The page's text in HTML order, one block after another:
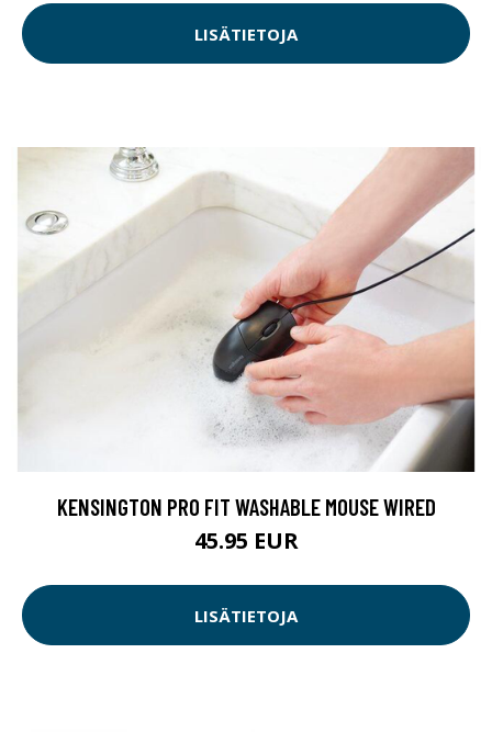
LISÄTIETOJA
KENSINGTON PRO FIT WASHABLE MOUSE WIRED
45.95 EUR
LISÄTIETOJA